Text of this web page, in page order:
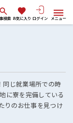
検索 お気に入り ログイン メニュー
同じ就業場所での時
に寮を完備している
りのお仕事を見つけ